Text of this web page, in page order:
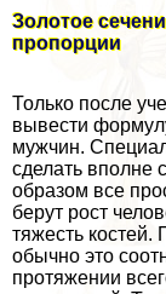
Золотое
пропорции
Только после
вывести
мужчин.
сделать вполне
образом все
берут рост
тяжесть костей.
обычно это
протяжении